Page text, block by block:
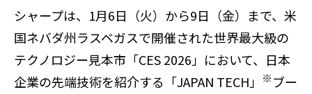
シャープは、1月6日（火）から9日（金）まで、米
国ネバダ州ラスベガスで開催された世界最大級の
テクノロジー見本市「CES 2026」において、日本
企業の先端技術を紹介する「JAPAN TECH」
※ブー